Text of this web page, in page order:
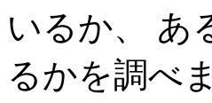
いるか、 あ
るかを調べ